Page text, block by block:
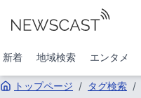
新着 地域検索 エンタメ
トップページ / タグ検索 /